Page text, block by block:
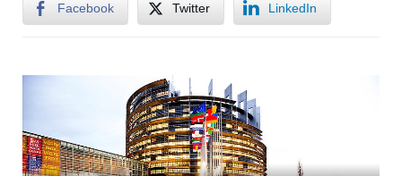
Facebook Twitter LinkedIn